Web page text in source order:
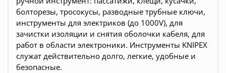
болторезы, тросокусы, разводные трубные ключи,
инструменты для электриков (до 1000V), для
зачистки изоляции и снятия оболочки кабеля, для
работ в области электроники. Инструменты KNIPEX
служат действительно долго, легкие, удобные и
безопасные.